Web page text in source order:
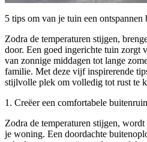
5 tips om van je tuin een ontspannen
Zodra de temperaturen stijgen,
door. Een goed ingerichte tuin
van zonnige middagen tot lange
familie. Met deze vijf inspirerende
stijlvolle plek om volledig tot rust te
1. Creëer een comfortabele
Zodra de temperaturen stijgen,
je woning. Een doordachte